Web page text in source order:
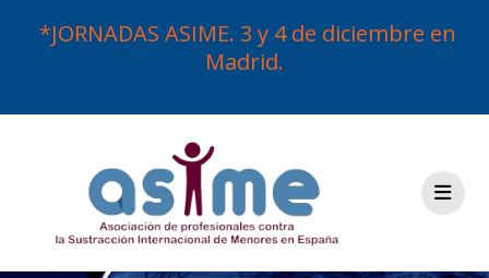
*JORNADAS ASIME. 3 y 4 de diciembre en
Madrid.
contenido